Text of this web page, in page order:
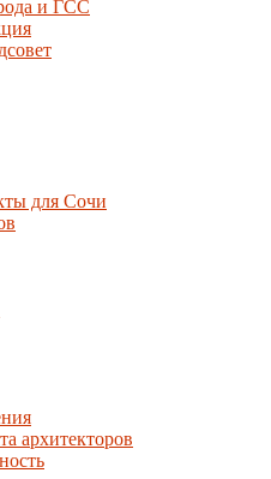
и ГСС
для Сочи
архитекторов